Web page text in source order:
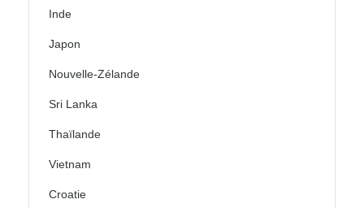
Inde
Japon
Nouvelle-Zélande
Sri Lanka
Thaïlande
Vietnam
Croatie